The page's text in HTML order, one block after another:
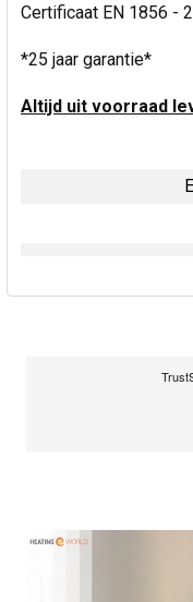
Certificaat EN 1856 -
*25 jaar garantie*
Altijd uit voorraad